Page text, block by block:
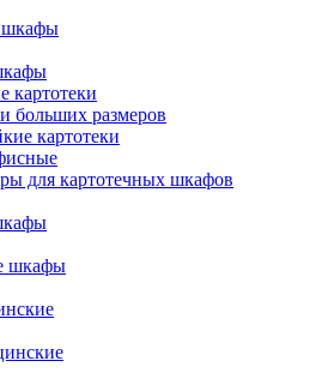
шкафы
картотеки
больших размеров
картотеки
для картотечных шкафов
шкафы